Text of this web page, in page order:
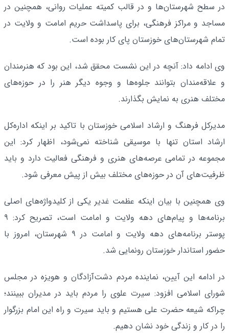
در سطح شهرستان‌ها و در قالب کمیته عملیات روانی، همچنین در
مساجد و مراکز فرهنگی، برای پاسداشت حریم امامت و ولایت در
تمام شهرستان‌های خوزستان پای کار بوده است.
وی ادامه داد: آنچه در این نشست محقق شد، این بود که هنرمندان
و علاقه‌مندان بتوانند جلوه‌ها و وجوه دیگر هنر را در حوزه‌های
مختلف هنری به نمایش بگذارند.
مدیرکل فرهنگ و ارشاد اسلامی خوزستان با تاکید بر اینکه اداره‌کل
ارشاد استان تنها با موسیقی شناخته نمی‌شود، اظهار کرد: این
مجموعه در تمامی عرصه‌های هنری و فرهنگی فعالیت دارد و باید
ظرفیت‌های آن در حوزه‌های مختلف بیش از پیش معرفی شود.
وی همچنین با بیان اینکه عظمت غدیر یکی از کلیدواژه‌های اصلی
برنامه‌ها و پیام‌های دهه ولایت و امامت است، تصریح کرد: ۹
پوستر برنامه‌های دهه ولایت و امامت در ۹ شهرستان، امروز با
حضور استاندار خوزستان رونمایی شد.
در ادامه این آیین، نماینده مردم دشت‌آزادگان و هویزه در مجلس
شورای اسلامی افزود: سیرت علوی را مردم باید در مدیران ببینند؛
چراکه شیعه حضرت علی هستیم و باید سیرت و راه این امام بزرگوار
را در کار و زندگی خود نشان دهیم.